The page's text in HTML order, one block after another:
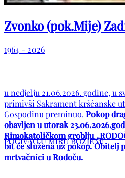
Zvonko (pok.Mije)
1964 - 2026
u nedjelju 21.06.2026. godine, u
primivši Sakrament kršćanske
Gospodinu preminuo. Pokop
obavljen u utorak
Rimokatoličkom groblju
bit će služena uz pokop. Obitelj
mrtvačnici u Rodoču.
POČIVAO U MIRU BOŽJEM!